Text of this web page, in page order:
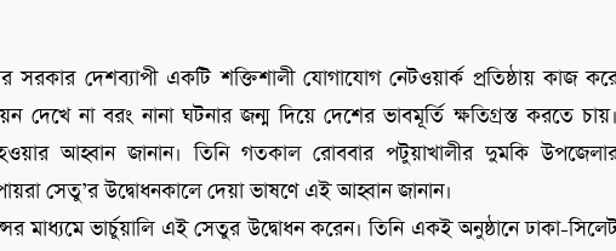
সরকার দেশব্যাপী একটি শক্তিশালী যোগাযোগ নেটওয়ার্ক প্রতিষ্ঠায় কাজ
দেখে না বরং নানা ঘটনার জন্ম দিয়ে দেশের ভাবমূর্তি ক্ষতিগ্রস্ত করতে চায়।
হওয়ার আহ্বান জানান। তিনি গতকাল রোববার পটুয়াখালীর দুমকি
সেতু’র উদ্বোধনকালে দেয়া ভাষণে এই আহ্বান জানান।
মাধ্যমে ভার্চুয়ালি এই সেতুর উদ্বোধন করেন। তিনি একই অনুষ্ঠানে ঢাকা-